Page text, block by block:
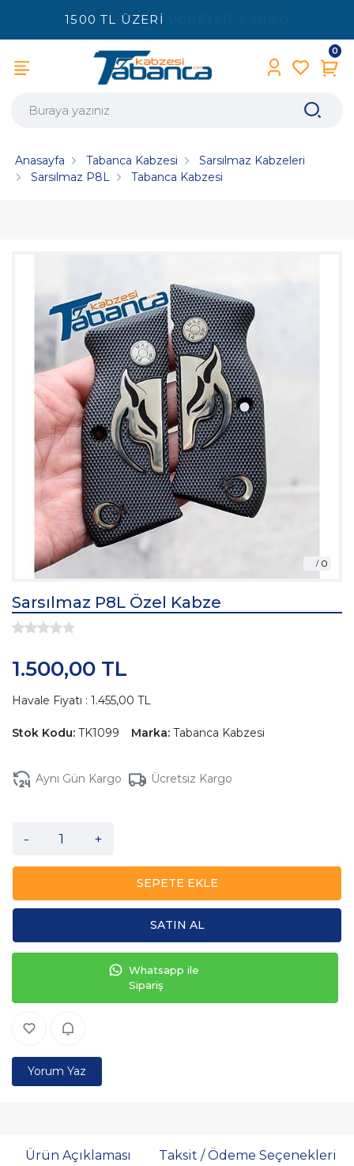
1500 TL ÜZERİ
0
Anasayfa Tabanca Kabzesi
Sarsılmaz Kabzeleri
Sarsılmaz P8L
Tabanca Kabzesi
Sarsılmaz P8L Özel Kabze
1.500,00 TL
Havale Fiyatı : 1.455,00 TL
Stok Kodu: TK1099 Marka: Tabanca Kabzesi
Aynı Gün Kargo Ücretsiz Kargo
- +
SEPETE EKLE
SATIN AL
Whatsapp ile
Sipariş
Yorum Yaz
Ürün Açıklaması Taksit / Ödeme Seçenekleri